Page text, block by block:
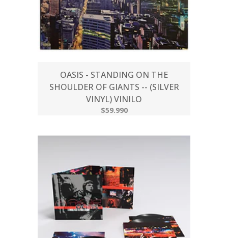
OASIS - STANDING ON THE
SHOULDER OF GIANTS -- (SILVER
VINYL) VINILO
$59.990